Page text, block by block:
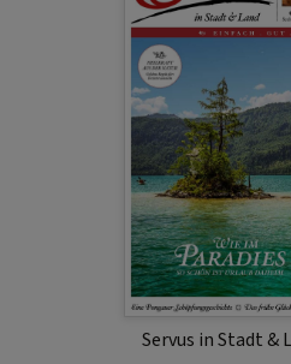
Servus in Stadt &